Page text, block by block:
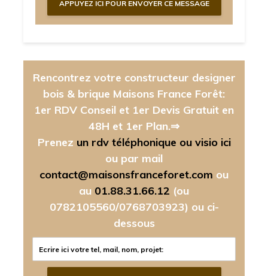
Rencontrez votre constructeur designer
bois & brique Maisons France Forêt:
1er RDV Conseil et 1er Devis Gratuit en
48H et 1er Plan.⇒
Prenez un rdv téléphonique ou visio ici
ou par mail
contact@maisonsfranceforet.com ou
au 01.88.31.66.12 (ou
0782105560/0768703923) ou ci-
dessous